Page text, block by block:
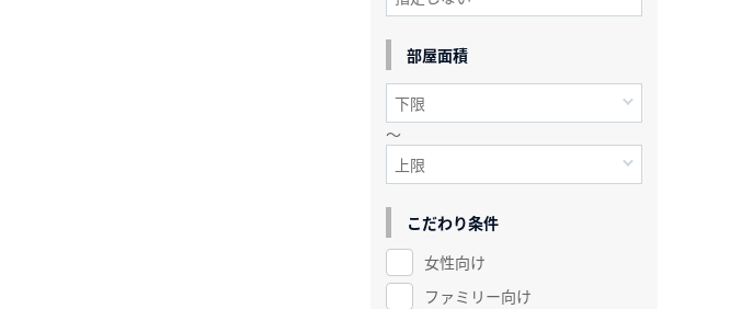
部屋面積
～
こだわり条件
女性向け
ファミリー向け